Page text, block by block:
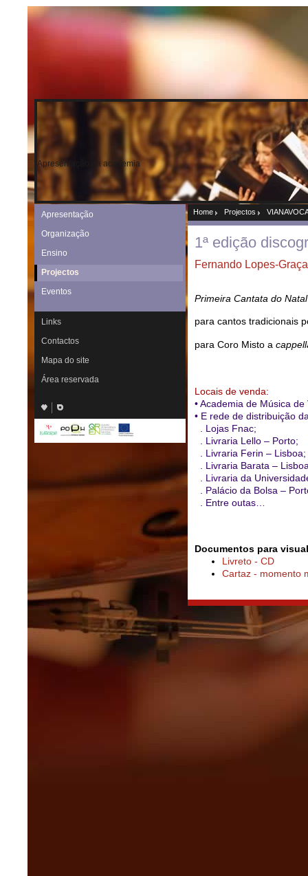
Apresentação da academia
Apresentação
Organização
Ensino
Projectos
Eventos
Links
Contactos
Mapa do site
Área reservada
Home Projectos
1ª edição
Fernando Lopes-Graça
Primeira Cantata do Natal
para cantos tradicionais
para Coro Misto a
Locais de venda:
• Academia de Música
• E rede de distribuição
. Lojas Fnac;
. Livraria Lello – Porto;
. Livraria Ferin – Lisboa;
. Livraria Barata –
. Livraria da
. Palácio da Bolsa –
. Entre outas…
Documentos para
Livreto - CD
Cartaz - momento